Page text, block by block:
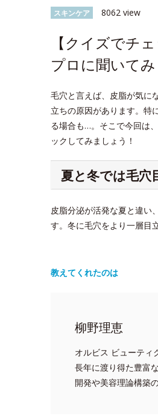
スキンケア 8062 view
【クイズでチ
プロに聞いてみ
毛穴と言えば、皮脂が気に
立ちの原因があります。特
る場合も…。そこで今回は
ックしてみましょう！
夏と冬では毛穴
皮脂分泌が活発な夏と違い
す。冬に毛穴をより一層目
教えてくれたのは
柳野理恵
オルビス ビューティ
長年に渡り得た豊富
開発や美容理論構築